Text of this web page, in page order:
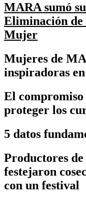
MARA sumó
Eliminación
Mujer
Mujeres de
inspiradoras
El
proteger los
5 datos
Productores
festejaron
con un festival